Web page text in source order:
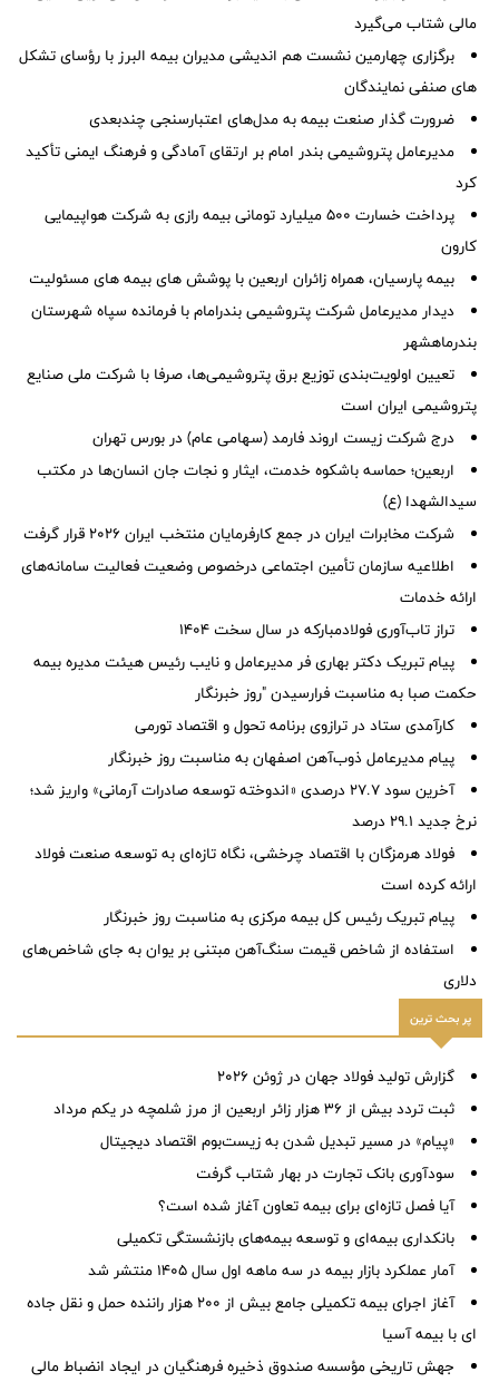
مالی شتاب می‌گیرد
برگزاری چهارمین نشست هم اندیشی مدیران بیمه البرز با رؤسای تشکل
های صنفی نمایندگان
ضرورت گذار صنعت بیمه به مدل‌های اعتبارسنجی چندبعدی
مدیرعامل پتروشیمی بندر امام بر ارتقای آمادگی و فرهنگ ایمنی تأکید
کرد
پرداخت خسارت ۵۰۰ میلیارد تومانی بیمه رازی به شرکت هواپیمایی
کارون
بیمه پارسیان، همراه زائران اربعین با پوشش های بیمه های مسئولیت
دیدار مدیرعامل شرکت پتروشیمی بندرامام با فرمانده سپاه شهرستان
بندرماهشهر
تعیین اولویت‌بندی توزیع برق پتروشیمی‌ها، صرفا با شرکت ملی صنایع
پتروشیمی ایران است
درج شرکت زیست اروند فارمد (سهامی عام) در بورس تهران
اربعین؛ حماسه باشکوه خدمت، ایثار و نجات جان انسان‌ها در مکتب
سیدالشهدا (ع)
شرکت مخابرات ایران در جمع کارفرمایان منتخب ایران ۲۰۲۶ قرار گرفت
اطلاعیه سازمان تأمین اجتماعی درخصوص وضعیت فعالیت سامانه‌های
ارائه خدمات
تراز تاب‌آوری فولادمبارکه در سال سخت ۱۴۰۴
پیام تبریک دکتر بهاری فر مدیرعامل و نایب رئیس هیئت مدیره بیمه
حکمت صبا به مناسبت فرارسیدن "روز خبرنگار
کارآمدی ستاد در ترازوی برنامه تحول و اقتصاد تورمی
پیام مدیرعامل ذوب‌آهن اصفهان به مناسبت روز خبرنگار
آخرین سود ۲۷.۷ درصدی «اندوخته توسعه صادرات آرمانی» واریز شد؛
نرخ جدید ۲۹.۱ درصد
فولاد هرمزگان با اقتصاد چرخشی، نگاه تازه‌ای به توسعه صنعت فولاد
ارائه کرده است
پیام تبریک رئیس کل بیمه مرکزی به مناسبت روز خبرنگار
استفاده از شاخص قیمت سنگ‌آهن مبتنی بر یوان به جای شاخص‌های
دلاری
پر بحث ترین
گزارش تولید فولاد جهان در ژوئن ۲۰۲۶
ثبت تردد بیش از ۳۶ هزار زائر اربعین از مرز شلمچه در یکم مرداد
«پیام» در مسیر تبدیل شدن به زیست‌بوم اقتصاد دیجیتال
سودآوری بانک تجارت در بهار شتاب گرفت
آیا فصل تازه‌ای برای بیمه تعاون آغاز شده است؟
بانکداری بیمه‌ای و توسعه بیمه‌های بازنشستگی تکمیلی
آمار عملكرد بازار بیمه در سه ماهه اول سال 1405 منتشر شد
آغاز اجرای بیمه تکمیلی جامع بیش از ۲۰۰ هزار راننده حمل و نقل جاده
ای با بیمه آسیا
جهش تاریخی مؤسسه صندوق ذخیره فرهنگیان در ایجاد انضباط مالی